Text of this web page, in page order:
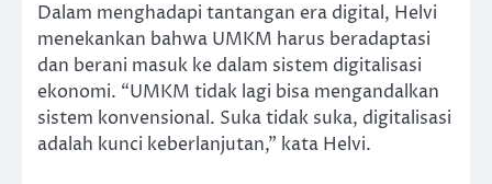
Dalam menghadapi tantangan era digital, Helvi
menekankan bahwa UMKM harus beradaptasi
dan berani masuk ke dalam sistem digitalisasi
ekonomi. “UMKM tidak lagi bisa mengandalkan
sistem konvensional. Suka tidak suka, digitalisasi
adalah kunci keberlanjutan,” kata Helvi.